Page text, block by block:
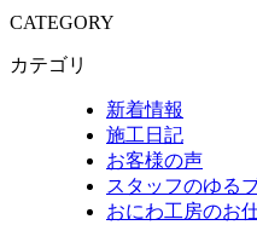
CATEGORY
カテゴリ
新着情報
施工日記
お客様の声
スタッフのゆる
おにわ工房のお